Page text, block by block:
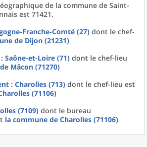
de la commune de Saint-
est 71421.
Franche-Comté (27) dont le chef-
de Dijon (21231)
: Saône-et-Loire (71) dont le chef-lieu
de Mâcon (71270)
: Charolles (713) dont le chef-lieu est
(71106)
(7109) dont le bureau
la commune de Charolles (71106)